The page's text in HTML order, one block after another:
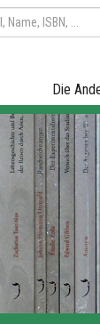
Die